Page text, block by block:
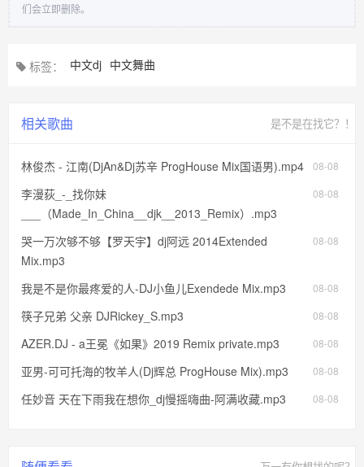
们会立即删除。
标签： 中文dj 中文舞曲
相关歌曲 是不是在找它？！
08-08
林俊杰 - 江南(DjAn&Dj苏辛 ProgHouse Mix国语男).mp4
08-08
李漫荻_-_找你妹
___（Made_In_China__djk__2013_Remix）.mp3
08-08
哭一万次够不够【罗天宇】dj阿远 2014Extended
Mix.mp3
08-08
我是不是你最疼爱的人-DJ小鱼儿Exendede Mix.mp3
08-08
筷子兄弟 父亲 DJRickey_S.mp3
08-08
AZER.DJ - a王冕《如果》2019 Remix private.mp3
08-08
亚男-可可托海的牧羊人(Dj辉总 ProgHouse Mix).mp3
08-08
任妙音 天在下雨我在想你_dj慢摇嗨曲-阿满收藏.mp3